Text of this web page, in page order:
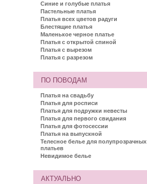
Синие и голубые платья
Пастельные платья
Платья всех цветов радуги
Блестящие платья
Маленькое черное платье
Платья с открытой спиной
Платья с вырезом
Платья с разрезом
ПО ПОВОДАМ
Платья на свадьбу
Платья для росписи
Платья для подружки невесты
Платья для первого свидания
Платья для фотосессии
Платья на выпускной
Телесное белье для полупрозрачных
платьев
Невидимое белье
АКТУАЛЬНО